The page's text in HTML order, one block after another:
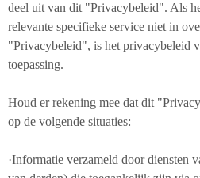
deel uit van dit "Privacybeleid". Als
relevante specifieke service niet in
"Privacybeleid", is het privacybeleid
toepassing.
Houd er rekening mee dat dit
op de volgende situaties:
·Informatie verzameld door diensten